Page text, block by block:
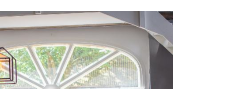
Werken bij
Bakker & Bosch Group